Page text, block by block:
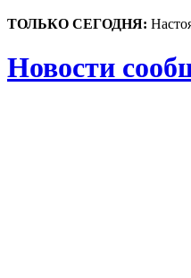
ТОЛЬКО СЕГОДНЯ:
Новости